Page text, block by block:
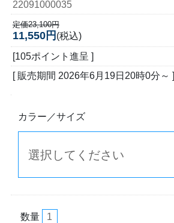
22091000035
定価23,100円
11,550円 (税込)
[105ポイント進呈 ]
[ 販売期間 2026年6月19日20時0分 ～ ]
カラー／サイズ
数量